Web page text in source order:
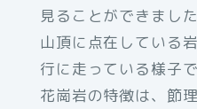
見ることができました
山頂に点在している
行に走っている様子で
花崗岩の特徴は、節